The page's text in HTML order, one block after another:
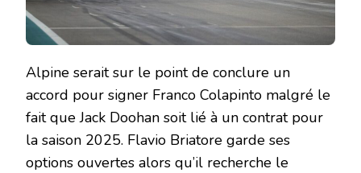
Alpine serait sur le point de conclure un
accord pour signer Franco Colapinto malgré le
fait que Jack Doohan soit lié à un contrat pour
la saison 2025. Flavio Briatore garde ses
options ouvertes alors qu’il recherche le